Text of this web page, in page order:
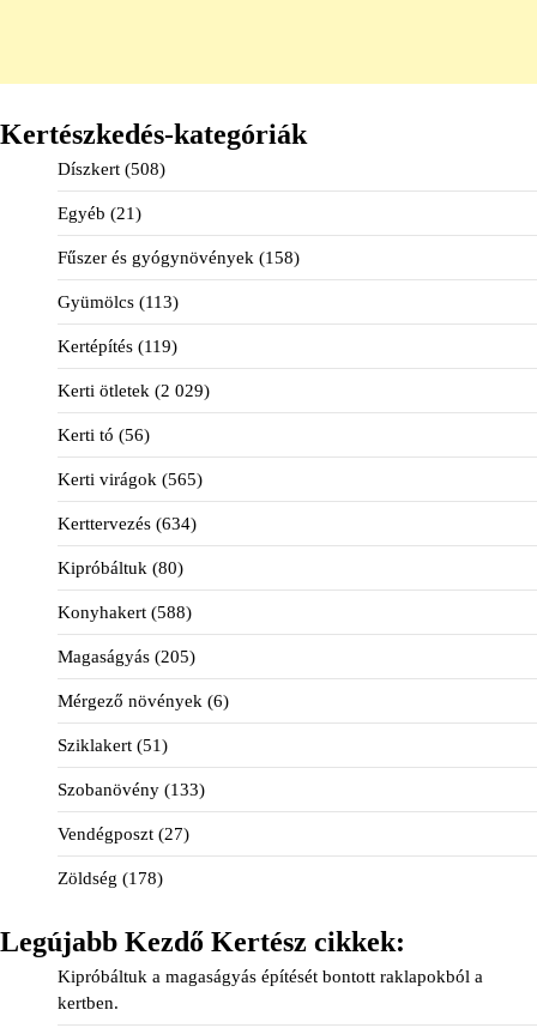
Kertészkedés-kategóriák
Díszkert (508)
Egyéb (21)
Fűszer és gyógynövények (158)
Gyümölcs (113)
Kertépítés (119)
Kerti ötletek (2 029)
Kerti tó (56)
Kerti virágok (565)
Kerttervezés (634)
Kipróbáltuk (80)
Konyhakert (588)
Magaságyás (205)
Mérgező növények (6)
Sziklakert (51)
Szobanövény (133)
Vendégposzt (27)
Zöldség (178)
Legújabb Kezdő Kertész cikkek:
Kipróbáltuk a magaságyás építését bontott raklapokból a
kertben.